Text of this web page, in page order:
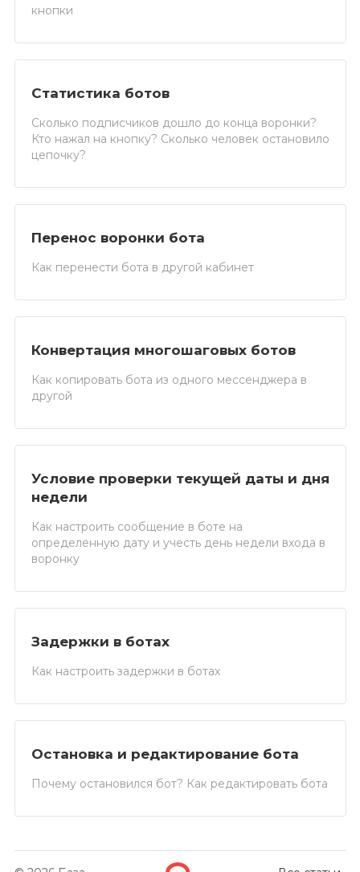
кнопки
Статистика ботов
Сколько подписчиков дошло до конца воронки?
Кто нажал на кнопку? Сколько человек остановило
цепочку?
Перенос воронки бота
Как перенести бота в другой кабинет
Конвертация многошаговых ботов
Как копировать бота из одного мессенджера в
другой
Условие проверки текущей даты и дня
недели
Как настроить сообщение в боте на
определенную дату и учесть день недели входа в
воронку
Задержки в ботах
Как настроить задержки в ботах
Остановка и редактирование бота
Почему остановился бот? Как редактировать бота